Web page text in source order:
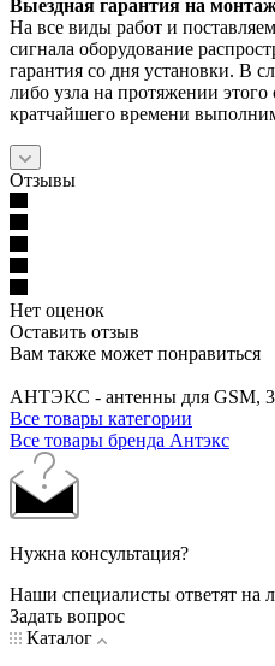
Выездная гарантия на
На все виды работ и
сигнала оборудование
гарантия со дня установки. В
либо узла на протяжении
кратчайшего времени
Отзывы
Нет оценок
Оставить отзыв
Вам также может понравиться
АНТЭКС - антенны для GSM,
Все товары категории
Все товары бренда Антэкс
Нужна консультация?
Наши специалисты ответят на
Задать вопрос
Каталог